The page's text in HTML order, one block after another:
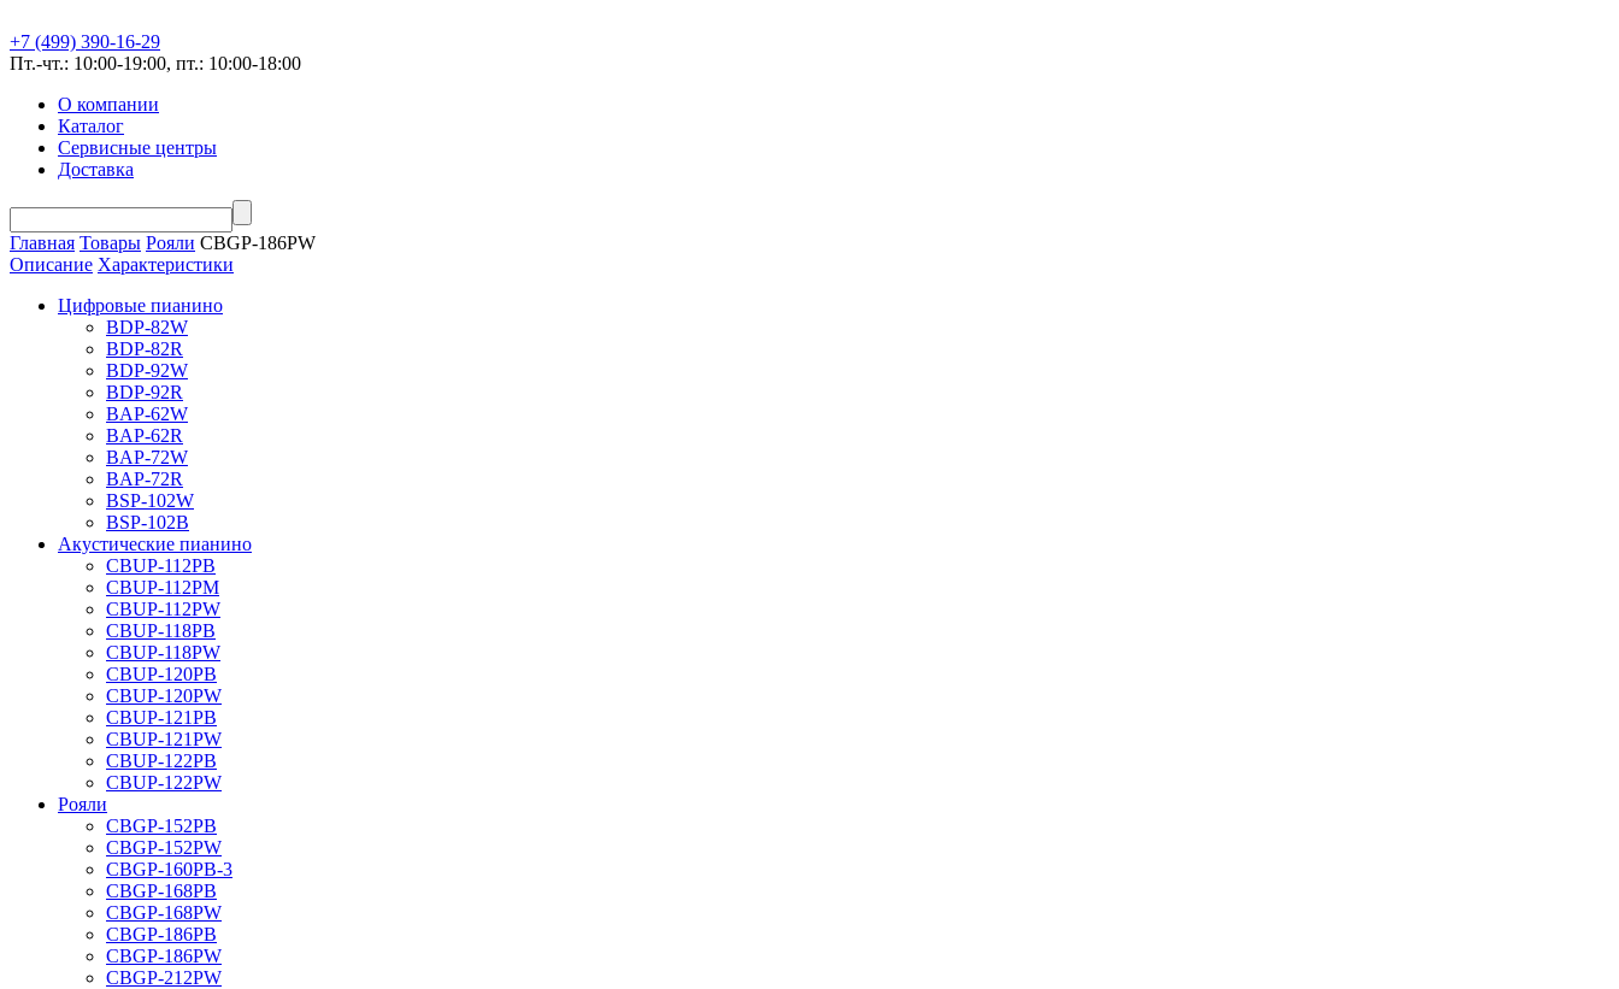
+7 (499) 390-16-29
Пт.-чт.: 10:00-19:00, пт.: 10:00-18:00
О компании
Каталог
Сервисные центры
Доставка
Главная Товары Рояли CBGP-186PW
Описание Характеристики
Цифровые пианино
BDP-82W
BDP-82R
BDP-92W
BDP-92R
BAP-62W
BAP-62R
BAP-72W
BAP-72R
BSP-102W
BSP-102B
Акустические пианино
CBUP-112PB
CBUP-112PM
CBUP-112PW
CBUP-118PB
CBUP-118PW
CBUP-120PB
CBUP-120PW
CBUP-121PB
CBUP-121PW
CBUP-122PB
CBUP-122PW
Рояли
CBGP-152PB
CBGP-152PW
CBGP-160PB-3
CBGP-168PB
CBGP-168PW
CBGP-186PB
CBGP-186PW
CBGP-212PW